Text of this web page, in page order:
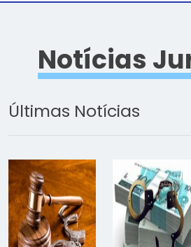
Notícias
Últimas Notícias